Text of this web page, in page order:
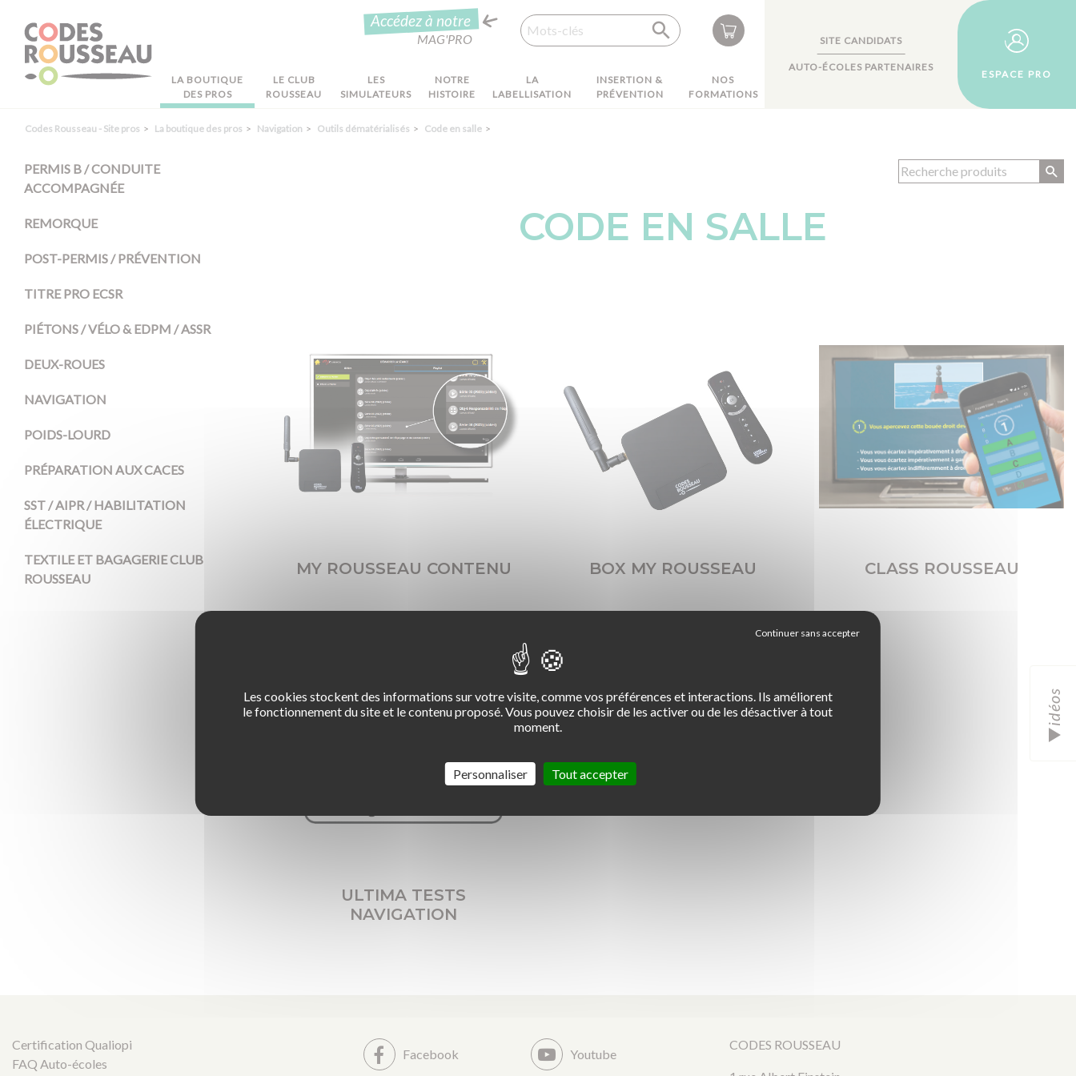
LA BOUTIQUE
DES PROS
LE CLUB
ROUSSEAU
LES
SIMULATEURS
NOTRE
HISTOIRE
LA
LABELLISATION
INSERTION &
PRÉVENTION
NOS
FORMATIONS
Accédez à notre
MAG'PRO
Recherche
SITE CANDIDATS
AUTO-ÉCOLES PARTENAIRES
ESPACE PRO
Codes Rousseau - Site pros La boutique des pros Navigation Outils dématérialisés Code en salle
PERMIS B / CONDUITE
ACCOMPAGNÉE
REMORQUE
POST-PERMIS / PRÉVENTION
TITRE PRO ECSR
PIÉTONS / VÉLO & EDPM / ASSR
DEUX-ROUES
NAVIGATION
POIDS-LOURD
PRÉPARATION AUX CACES
SST / AIPR / HABILITATION
ÉLECTRIQUE
TEXTILE ET BAGAGERIE CLUB
ROUSSEAU
CODE EN SALLE
MY ROUSSEAU CONTENU BOX MY ROUSSEAU CLASS ROUSSEAU
ULTIMA TESTS
NAVIGATION
Certification Qualiopi
FAQ Auto-écoles
Facebook Youtube
CODES ROUSSEAU
idéos
Les cookies stockent des informations sur votre visite, comme vos préférences et interactions. Ils améliorent
le fonctionnement du site et le contenu proposé. Vous pouvez choisir de les activer ou de les désactiver à tout
moment.
Tout accepter
Personnaliser